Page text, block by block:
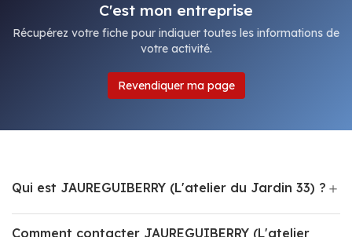
C'est mon entreprise
Récupérez votre fiche pour indiquer toutes les informations de
votre activité.
Revendiquer ma page
Qui est JAUREGUIBERRY (L'atelier du Jardin 33) ?
Comment contacter JAUREGUIBERRY (L'atelier